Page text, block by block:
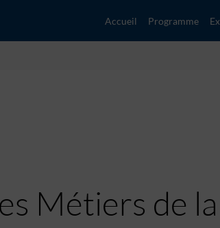
Accueil Programme
Métiers de la